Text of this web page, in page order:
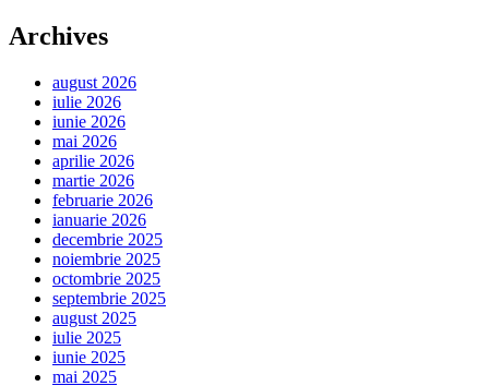
Archives
august 2026
iulie 2026
iunie 2026
mai 2026
aprilie 2026
martie 2026
februarie 2026
ianuarie 2026
decembrie 2025
noiembrie 2025
octombrie 2025
septembrie 2025
august 2025
iulie 2025
iunie 2025
mai 2025